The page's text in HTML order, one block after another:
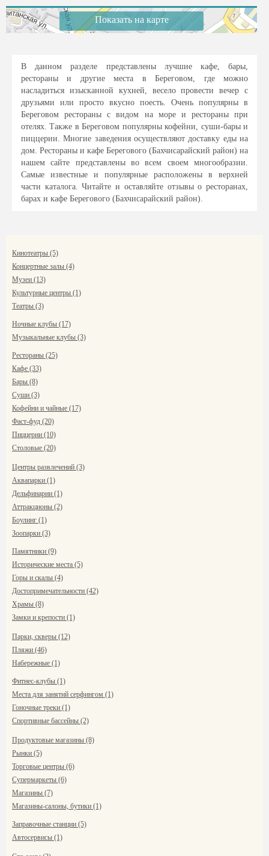
Показать на карте
В данном разделе представлены лучшие кафе, бары,
рестораны и другие места в Береговом, где можно
насладиться изысканной кухней, весело провести вечер с
друзьями или просто вкусно поесть. Очень популярны в
Береговом рестораны с видом на море и рестораны при
отелях. Также в Береговом популярны кофейни, суши-бары и
пиццерии. Многие заведения осуществляют доставку еды на
дом. Рестораны и кафе Берегового (Бахчисарайский район) на
нашем сайте представлены во всем своем многообразии.
Самые известные и популярные расположены в верхней
части каталога. Читайте и оставляйте отзывы о ресторанах,
барах и кафе Берегового (Бахчисарайский район).
Кинотеатры (5)
Концертные залы (4)
Музеи (13)
Культурные центры (1)
Театры (3)
Ночные клубы (17)
Музыкальные клубы (3)
Рестораны (25)
Кафе (33)
Бары (8)
Суши (3)
Кофейни и чайные (17)
Фаст-фуд (20)
Пиццерии (10)
Столовые (20)
Центры развлечений (3)
Аквапарки (1)
Дельфинарии (1)
Аттракционы (2)
Боулинг (1)
Зоопарки (3)
Памятники (9)
Исторические места (5)
Горы и скалы (4)
Достопримечательности (42)
Храмы (8)
Замки и крепости (1)
Парки, скверы (12)
Пляжи (46)
Набережные (1)
Фитнес-клубы (1)
Места для занятий серфингом (1)
Гоночные треки (1)
Спортивные бассейны (2)
Продуктовые магазины (8)
Рынки (5)
Торговые центры (6)
Супермаркеты (6)
Магазины (7)
Магазины-салоны, бутики (1)
Заправочные станции (5)
Автосервисы (1)